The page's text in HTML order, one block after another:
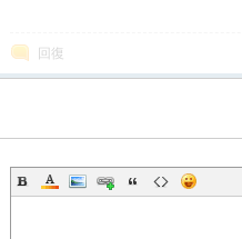
回復